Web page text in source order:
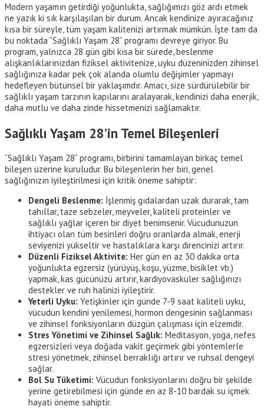
Modern yaşamın getirdiği yoğunlukta, sağlığımızı göz ardı etmek
ne yazık ki sık karşılaşılan bir durum. Ancak kendinize ayıracağınız
kısa bir süreyle, tüm yaşam kalitenizi artırmak mümkün. İşte tam da
bu noktada “Sağlıklı Yaşam 28” programı devreye giriyor. Bu
program, yalnızca 28 gün gibi kısa bir sürede, beslenme
alışkanlıklarınızdan fiziksel aktivitenize, uyku düzeninizden zihinsel
sağlığınıza kadar pek çok alanda olumlu değişimler yapmayı
hedefleyen bütünsel bir yaklaşımdır. Amacı, size sürdürülebilir bir
sağlıklı yaşam tarzının kapılarını aralayarak, kendinizi daha enerjik,
daha mutlu ve daha zinde hissetmenizi sağlamaktır.
Sağlıklı Yaşam 28’in Temel Bileşenleri
“Sağlıklı Yaşam 28” programı, birbirini tamamlayan birkaç temel
bileşen üzerine kuruludur. Bu bileşenlerin her biri, genel
sağlığınızın iyileştirilmesi için kritik öneme sahiptir:
Dengeli Beslenme: İşlenmiş gıdalardan uzak durarak, tam
tahıllar, taze sebzeler, meyveler, kaliteli proteinler ve
sağlıklı yağlar içeren bir diyet benimsenir. Vücudunuzun
ihtiyacı olan tüm besinleri doğru oranlarda almak, enerji
seviyenizi yükseltir ve hastalıklara karşı direncinizi artırır.
Düzenli Fiziksel Aktivite: Her gün en az 30 dakika orta
yoğunlukta egzersiz (yürüyüş, koşu, yüzme, bisiklet vb.)
yapmak, kas gücünüzü artırır, kardiyovasküler sağlığınızı
destekler ve ruh halinizi iyileştirir.
Yeterli Uyku: Yetişkinler için günde 7-9 saat kaliteli uyku,
vücudun kendini yenilemesi, hormon dengesinin sağlanması
ve zihinsel fonksiyonların düzgün çalışması için elzemdir.
Stres Yönetimi ve Zihinsel Sağlık: Meditasyon, yoga, nefes
egzersizleri veya doğada vakit geçirmek gibi yöntemlerle
stresi yönetmek, zihinsel berraklığı artırır ve ruhsal dengeyi
sağlar.
Bol Su Tüketimi: Vücudun fonksiyonlarını doğru bir şekilde
yerine getirebilmesi için günde en az 8-10 bardak su içmek
hayati öneme sahiptir.